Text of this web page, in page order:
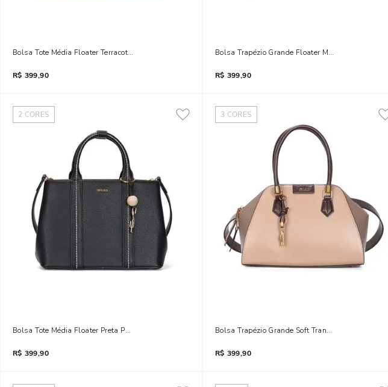
Bolsa Tote Média Floater Terracota Pespontos Transversal
R$ 399,90
Bolsa Trapézio Grande Floater Marrom Terracota
R$ 399,90
2 CORES
Bolsa Tote Média Floater Preta Pespontos Transversal
R$ 399,90
3 CORES
Bolsa Trapézio Grande Soft Transversal Bege Fog
R$ 399,90